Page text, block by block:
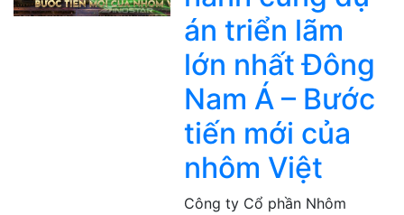
án triển lãm
lớn nhất Đông
Nam Á – Bước
tiến mới của
nhôm Việt
Công ty Cổ phần Nhôm